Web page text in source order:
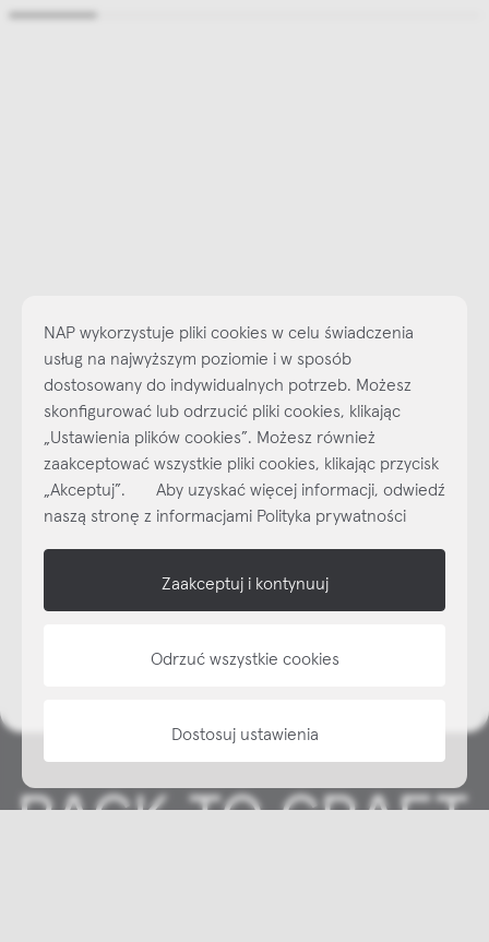
Najlepsze inspiracje i promocje na wyciągnięcie ręki, zapisz się już
dzisiaj do naszego cyklicznego newslettera!
SubskrybujNEWSLETTER
shop online
NAP wykorzystuje pliki cookies w celu świadczenia
usług na najwyższym poziomie i w sposób
dostosowany do indywidualnych potrzeb. Możesz
skonfigurować lub odrzucić pliki cookies, klikając
„Ustawienia plików cookies”. Możesz również
zaakceptować wszystkie pliki cookies, klikając przycisk
„Akceptuj”. Aby uzyskać więcej informacji, odwiedź
naszą stronę z informacjami Polityka prywatności
Zaakceptuj i kontynuuj
Odrzuć wszystkie cookies
Dostosuj ustawienia